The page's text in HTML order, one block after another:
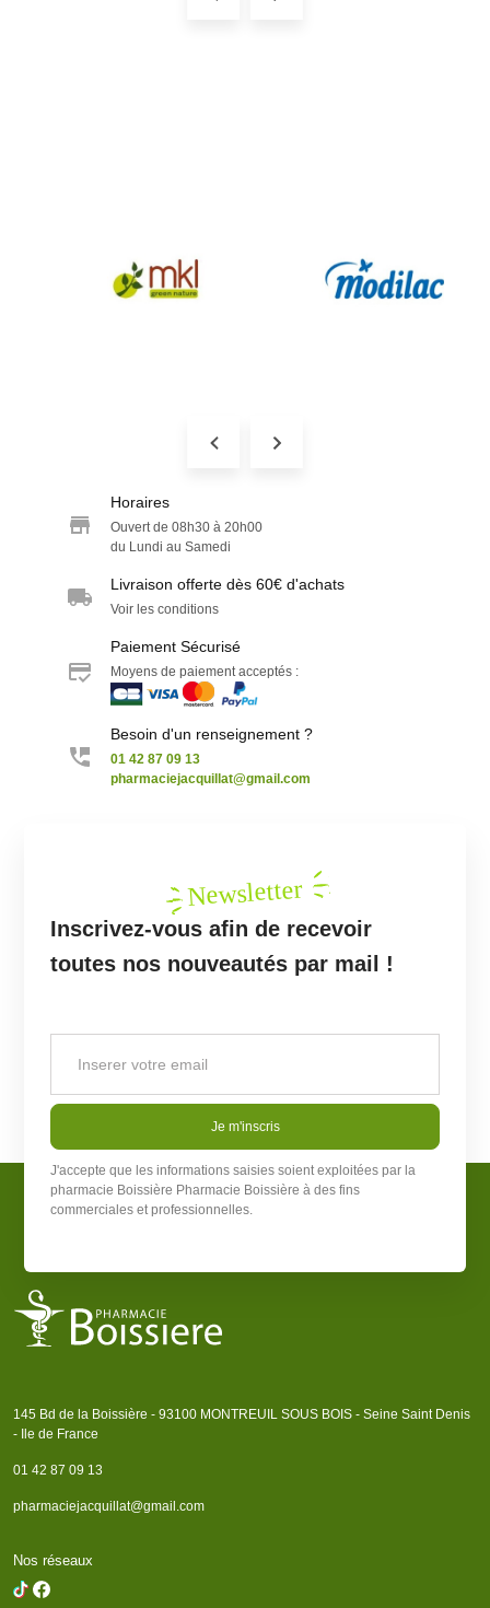
Horaires
Ouvert de 08h30 à 20h00
du Lundi au Samedi
Livraison offerte dès 60€ d'achats
Voir les conditions
Paiement Sécurisé
Moyens de paiement acceptés :
Besoin d'un renseignement ?
01 42 87 09 13
pharmaciejacquillat@gmail.com
Newsletter
Inscrivez-vous afin de recevoir
toutes nos nouveautés par mail !
Je m'inscris
J'accepte que les informations saisies soient exploitées par la
pharmacie Boissière Pharmacie Boissière à des fins
commerciales et professionnelles.
145 Bd de la Boissière - 93100 MONTREUIL SOUS BOIS - Seine Saint Denis
- Ile de France
01 42 87 09 13
pharmaciejacquillat@gmail.com
Nos réseaux